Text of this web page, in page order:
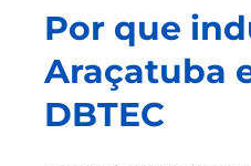
Por que
Araçatuba
DBTEC